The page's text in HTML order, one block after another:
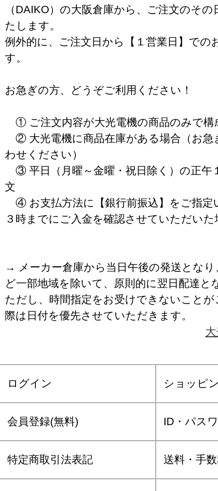
（DAIKO）の大阪倉庫から、ご注文のそ
たします。
例外的に、ご注文日から【１営業日】での
す。
お急ぎの方、どうぞご利用ください！
① ご注文内容が大光電機の商品のみで構
② 大光電機に商品在庫がある場合（お急
わせください）
③ 平日（月曜～金曜・祝日除く）の正午
文
④ お支払方法に【銀行前振込】をご指定
３時までにご入金を確認させていただいた
→ メーカー倉庫から当日午後の発送となり
ど一部地域を除いて、原則的に翌日配達と
ただし、時間指定をお受けできないこと
際は日付を優先させていただきます。
ログイン ショッピ
会員登録(無料) ID・パス
特定商取引法表記 送料・手